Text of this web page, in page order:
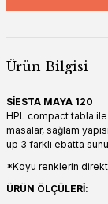
Ürün Bilgisi
SİESTA MAYA 120
HPL compact tabla
masalar, sağlam
up 3 farklı ebatta
*Koyu renklerin direkt
ÜRÜN ÖLÇÜLERİ: